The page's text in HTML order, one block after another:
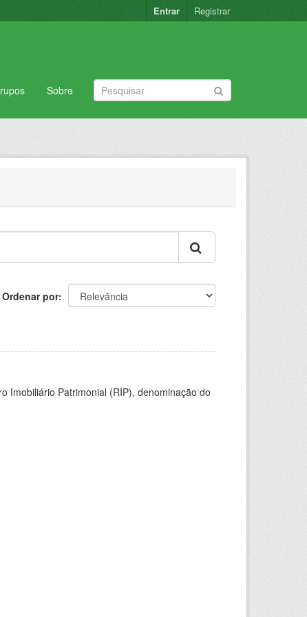
Entrar Registrar
Sobre
Ordenar por
Imobiliário Patrimonial (RIP), denominação do